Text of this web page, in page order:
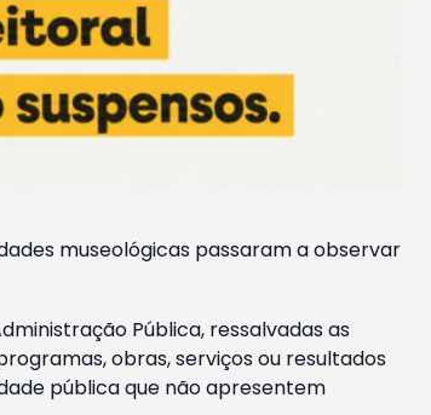
museológicas passaram a observar
Pública, ressalvadas as
obras, serviços ou resultados
pública que não apresentem